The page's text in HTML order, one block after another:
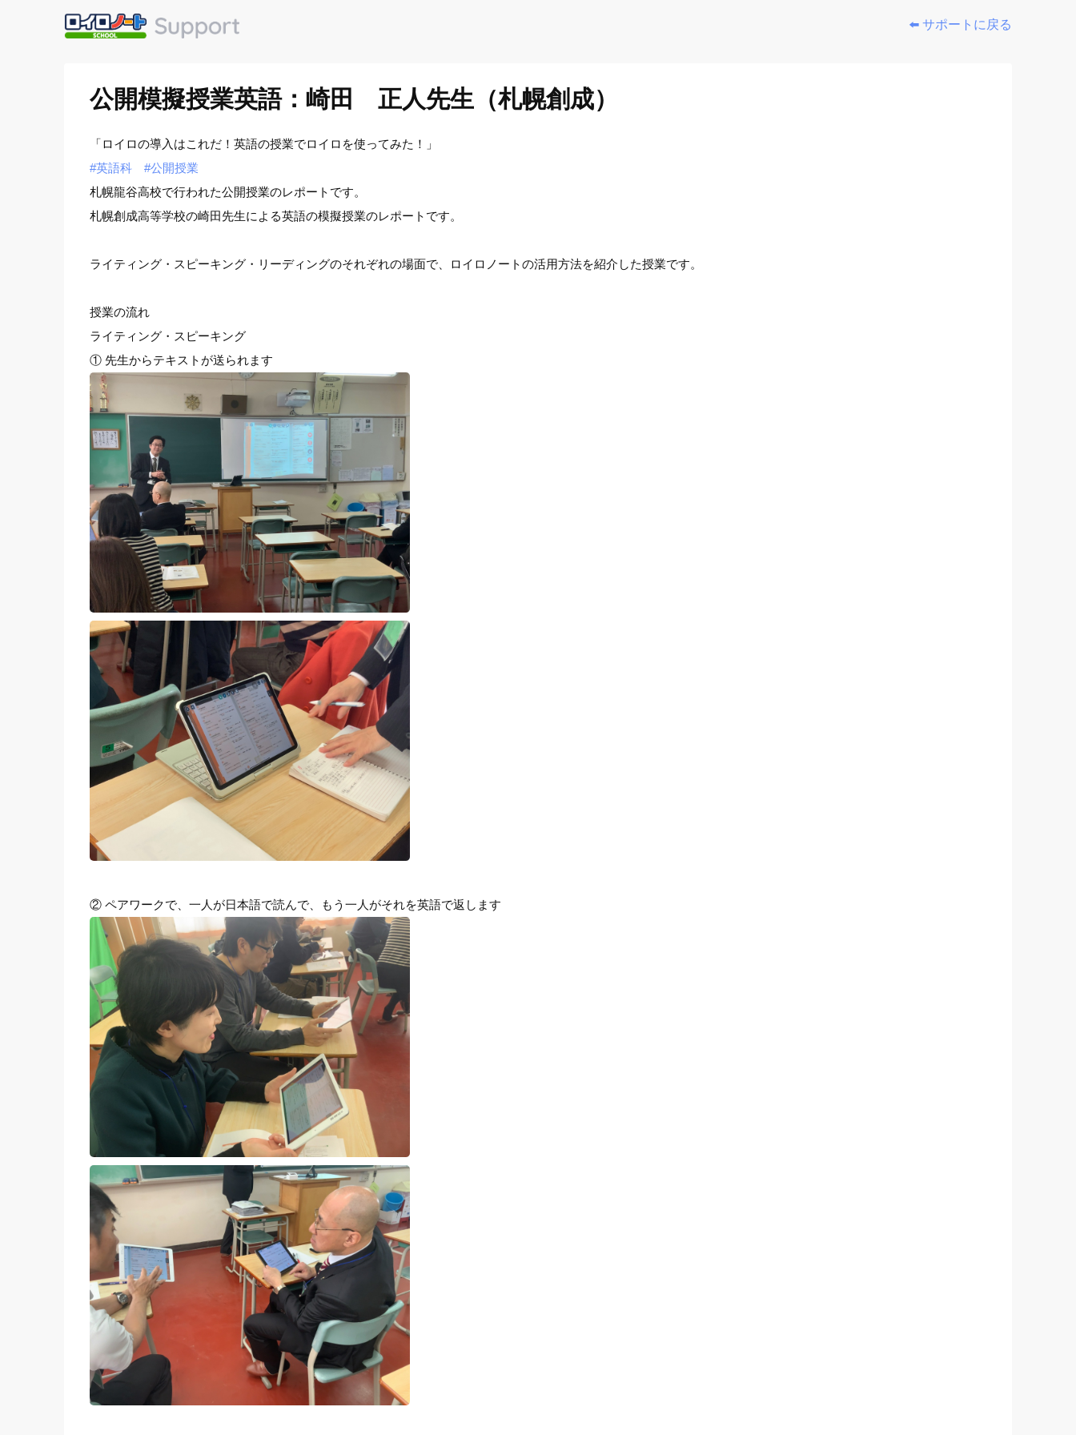
⬅️ サポートに戻る
公開模擬授業英語：崎田 正人先生（札幌創成）
「ロイロの導入はこれだ！英語の授業でロイロを使ってみた！」
#英語科
#公開授業
札幌龍谷高校で行われた公開授業のレポートです。
札幌創成高等学校の崎田先生による英語の模擬授業のレポートです。
ライティング・スピーキング・リーディングのそれぞれの場面で、ロイロノートの活用方法を紹介した授業です。
授業の流れ
ライティング・スピーキング
① 先生からテキストが送られます
② ペアワークで、一人が日本語で読んで、もう一人がそれを英語で返します